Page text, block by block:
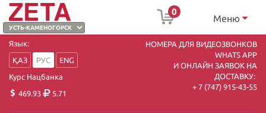
0
Меню
Язык:
ҚАЗ
РУС
ENG
Курс Нацбанка
469.93
5.71
НОМЕРА ДЛЯ ВИДЕОЗВОНКОВ
WHATS APP
И ОНЛАЙН ЗАЯВОК НА
ДОСТАВКУ:
+ 7 (747) 915-43-55